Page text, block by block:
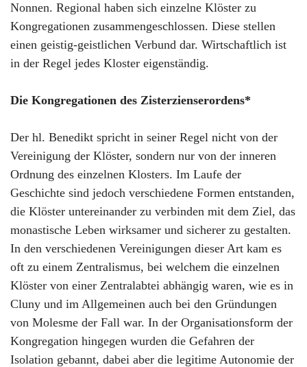
Nonnen. Regional haben sich einzelne Klöster zu
Kongregationen zusammengeschlossen. Diese stellen
einen geistig-geistlichen Verbund dar. Wirtschaftlich ist
in der Regel jedes Kloster eigenständig.
Die Kongregationen des Zisterzienserordens*
Der hl. Benedikt spricht in seiner Regel nicht von der
Vereinigung der Klöster, sondern nur von der inneren
Ordnung des einzelnen Klosters. Im Laufe der
Geschichte sind jedoch verschiedene Formen entstanden,
die Klöster untereinander zu verbinden mit dem Ziel, das
monastische Leben wirksamer und sicherer zu gestalten.
In den verschiedenen Vereinigungen dieser Art kam es
oft zu einem Zentralismus, bei welchem die einzelnen
Klöster von einer Zentralabtei abhängig waren, wie es in
Cluny und im Allgemeinen auch bei den Gründungen
von Molesme der Fall war. In der Organisationsform der
Kongregation hingegen wurden die Gefahren der
Isolation gebannt, dabei aber die legitime Autonomie der